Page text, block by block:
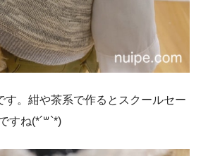
す。紺や茶系で作るとスクールセー
すね(*´꒳`*)